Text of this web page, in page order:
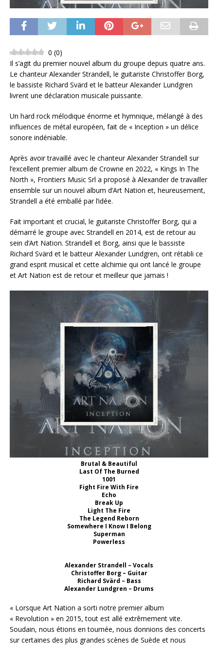
0 (0)
Il s’agit du premier nouvel album du groupe depuis quatre ans.
Le chanteur Alexander Strandell, le guitariste Christoffer Borg,
le bassiste Richard Svärd et le batteur Alexander Lundgren
livrent une déclaration musicale puissante.
Un hard rock mélodique énorme et hymnique, mélangé à des
influences de métal européen, fait de « Inception » un délice
sonore indéniable.
Après avoir travaillé avec le chanteur Alexander Strandell sur
l’excellent premier album de Crowne en 2022, « Kings In The
North », Frontiers Music Srl a proposé à Alexander de travailler
ensemble sur un nouvel album d’Art Nation et, heureusement,
Strandell a été emballé par l’idée.
Fait important et crucial, le guitariste Christoffer Borg, qui a
démarré le groupe avec Strandell en 2014, est de retour au
sein d’Art Nation. Strandell et Borg, ainsi que le bassiste
Richard Svärd et le batteur Alexander Lundgren, ont rétabli ce
grand esprit musical et cette alchimie qui ont lancé le groupe
et Art Nation est de retour et meilleur que jamais !
Brutal & Beautiful
Last Of The Burned
1001
Fight Fire With Fire
Echo
Break Up
Light The Fire
The Legend Reborn
Somewhere I Know I Belong
Superman
Powerless
Alexander Strandell – Vocals
Christoffer Borg – Guitar
Richard Svärd – Bass
Alexander Lundgren – Drums
« Lorsque Art Nation a sorti notre premier album
« Revolution » en 2015, tout est allé extrêmement vite.
Soudain, nous étions en tournée, nous donnions des concerts
sur certaines des plus grandes scènes de Suède et nous